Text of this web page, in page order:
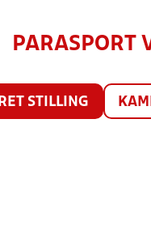
PARASPORT
STILLING